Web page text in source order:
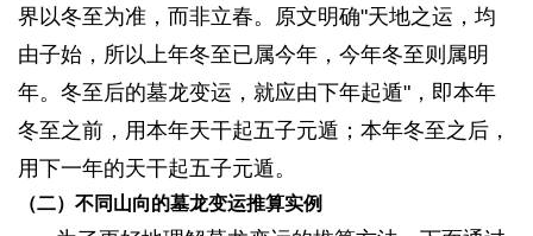
界以冬至为准，而非立春。原文明确"天地之运，均
由子始，所以上年冬至已属今年，今年冬至则属明
年。冬至后的墓龙变运，就应由下年起遁"，即本年
冬至之前，用本年天干起五子元遁；本年冬至之后，
用下一年的天干起五子元遁。
（二）不同山向的墓龙变运推算实例